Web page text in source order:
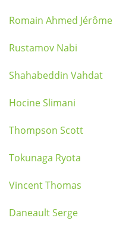
Romain Ahmed Jérôme
Rustamov Nabi
Shahabeddin Vahdat
Hocine Slimani
Thompson Scott
Tokunaga Ryota
Vincent Thomas
Daneault Serge